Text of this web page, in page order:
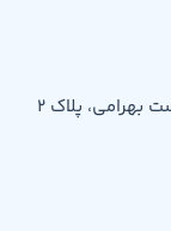
بهرامی، پلاک 2